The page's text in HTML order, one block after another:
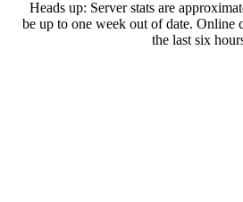
Heads up: Server stats are
be up to one week out of date. Online
the last six